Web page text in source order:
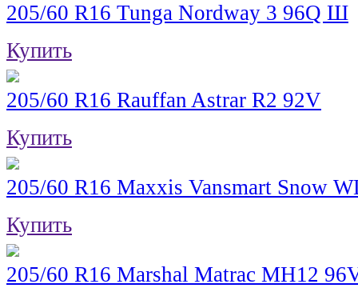
205/60 R16 Tunga Nordway 3 96Q Ш
Купить
205/60 R16 Rauffan Astrar R2 92V
Купить
205/60 R16 Maxxis Vansmart Snow
Купить
205/60 R16 Marshal Matrac MH12